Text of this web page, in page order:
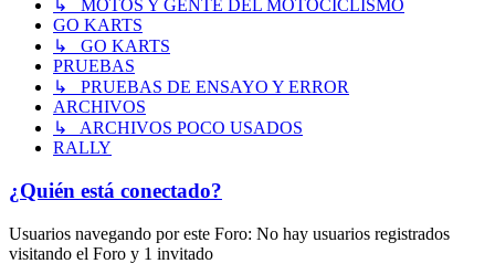
↳ MOTOS Y GENTE DEL MOTOCICLISMO
GO KARTS
↳ GO KARTS
PRUEBAS
↳ PRUEBAS DE ENSAYO Y ERROR
ARCHIVOS
↳ ARCHIVOS POCO USADOS
RALLY
¿Quién está conectado?
Usuarios navegando por este Foro: No hay usuarios registrados
visitando el Foro y 1 invitado